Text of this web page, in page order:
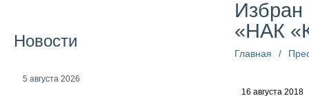
Новости
5 августа 2026
Избран
«НАК
Главная /
16 августа 2018